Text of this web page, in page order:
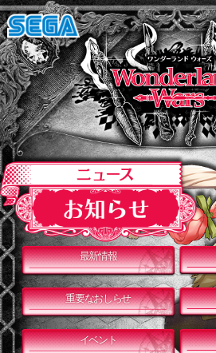
最新情報
重要なおしらせ
イベント